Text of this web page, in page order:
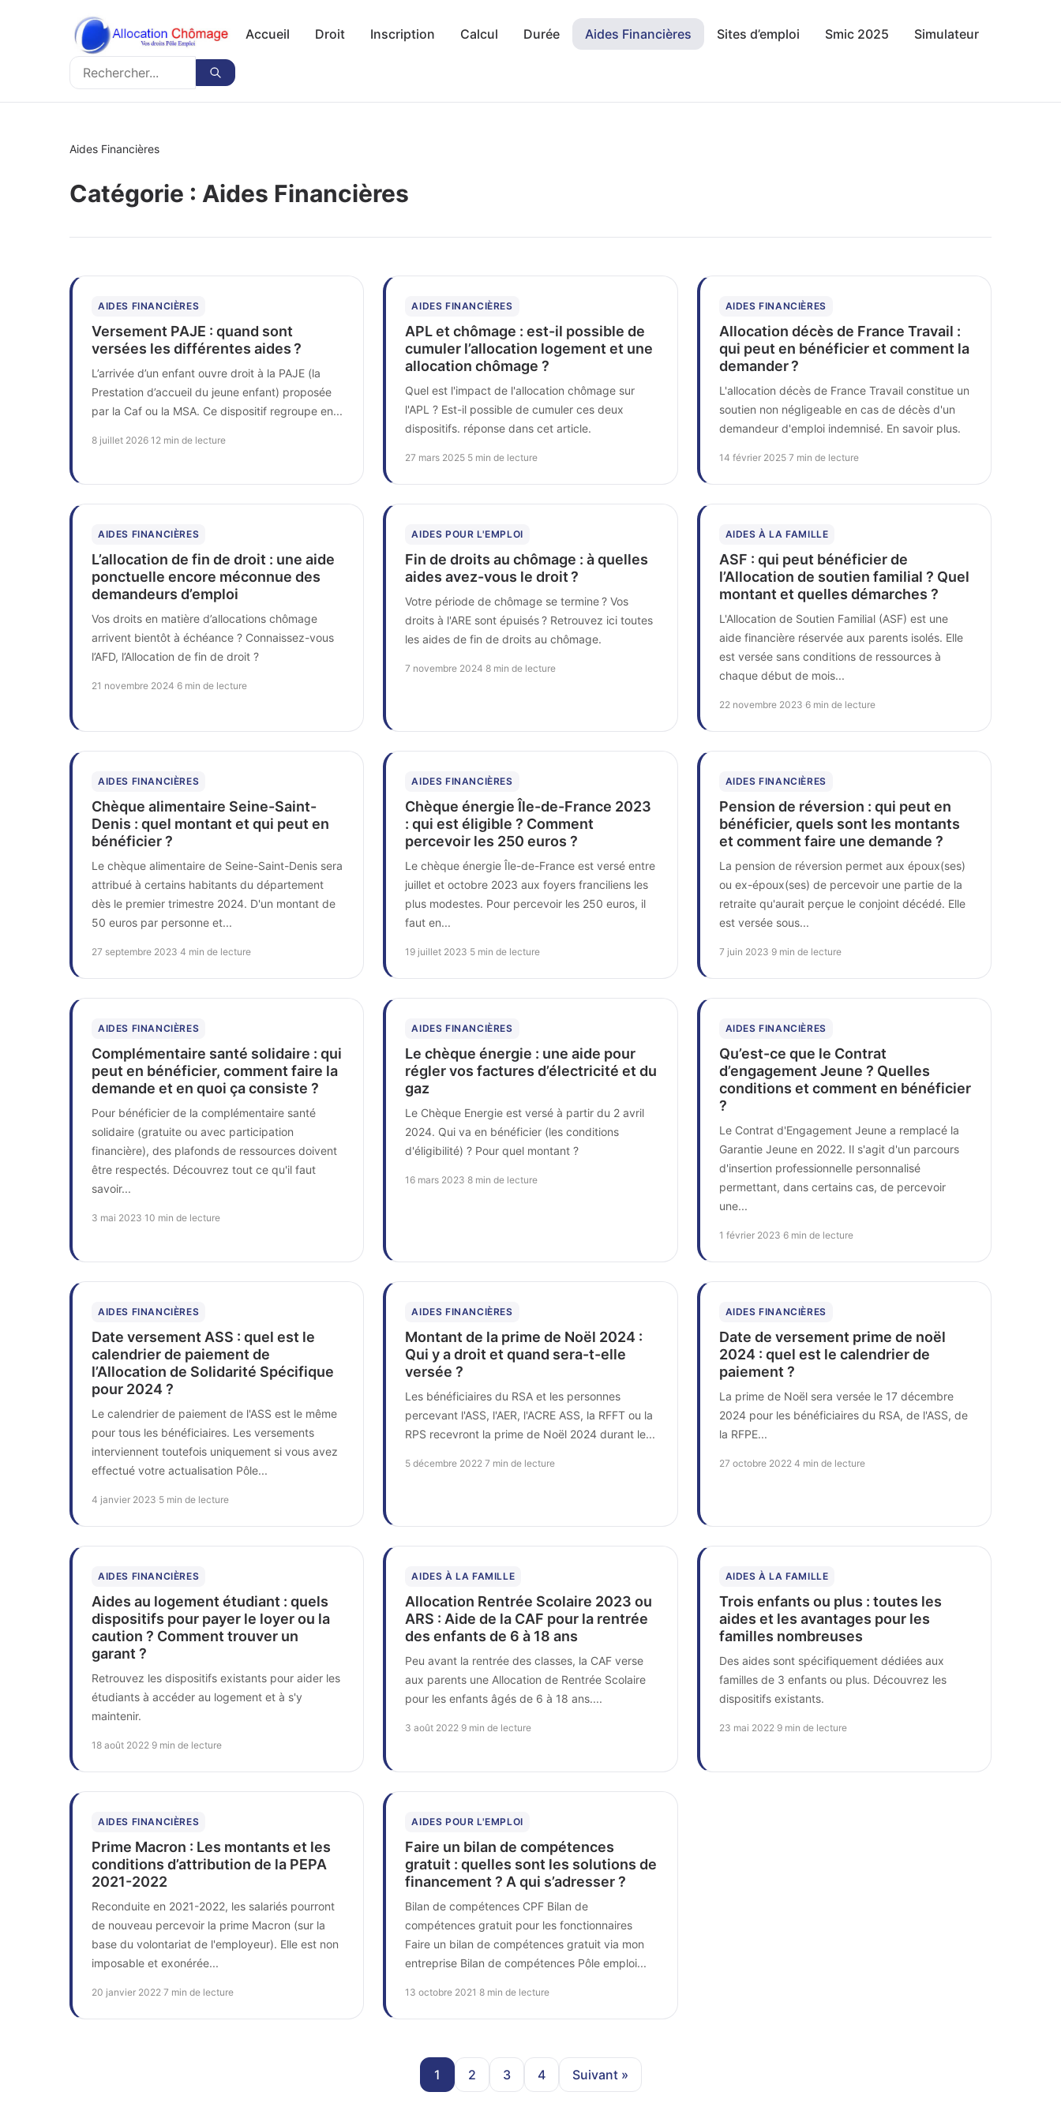
Accueil Droit Inscription Calcul Durée Aides Financières Sites d’emploi Smic 2025 Simulateur
Rechercher Rechercher
Aides Financières
Catégorie : Aides Financières
AIDES FINANCIÈRES
Versement PAJE : quand sont
versées les différentes aides ?
L’arrivée d’un enfant ouvre droit à la PAJE (la
Prestation d’accueil du jeune enfant) proposée
par la Caf ou la MSA. Ce dispositif regroupe en...
8 juillet 2026 12 min de lecture
AIDES FINANCIÈRES
APL et chômage : est-il possible de
cumuler l’allocation logement et une
allocation chômage ?
Quel est l'impact de l'allocation chômage sur
l'APL ? Est-il possible de cumuler ces deux
dispositifs. réponse dans cet article.
27 mars 2025 5 min de lecture
AIDES FINANCIÈRES
Allocation décès de France Travail :
qui peut en bénéficier et comment la
demander ?
L'allocation décès de France Travail constitue un
soutien non négligeable en cas de décès d'un
demandeur d'emploi indemnisé. En savoir plus.
14 février 2025· 7 min de lecture
AIDES FINANCIÈRES
L’allocation de fin de droit : une aide
ponctuelle encore méconnue des
demandeurs d’emploi
Vos droits en matière d’allocations chômage
arrivent bientôt à échéance ? Connaissez-vous
l’AFD, l’Allocation de fin de droit ?
21 novembre 2024 6 min de lecture
AIDES POUR L'EMPLOI
Fin de droits au chômage : à quelles
aides avez-vous le droit ?
Votre période de chômage se termine ? Vos
droits à l'ARE sont épuisés ? Retrouvez ici toutes
les aides de fin de droits au chômage.
7 novembre 2024 8 min de lecture
AIDES À LA FAMILLE
ASF : qui peut bénéficier de
l’Allocation de soutien familial ? Quel
montant et quelles démarches ?
L'Allocation de Soutien Familial (ASF) est une
aide financière réservée aux parents isolés. Elle
est versée sans conditions de ressources à
chaque début de mois...
22 novembre 2023 6 min de lecture
AIDES FINANCIÈRES
Chèque alimentaire Seine-Saint-
Denis : quel montant et qui peut en
bénéficier ?
Le chèque alimentaire de Seine-Saint-Denis sera
attribué à certains habitants du département
dès le premier trimestre 2024. D'un montant de
50 euros par personne et...
27 septembre 2023 4 min de lecture
AIDES FINANCIÈRES
Chèque énergie Île-de-France 2023
: qui est éligible ? Comment
percevoir les 250 euros ?
Le chèque énergie Île-de-France est versé entre
juillet et octobre 2023 aux foyers franciliens les
plus modestes. Pour percevoir les 250 euros, il
faut en...
19 juillet 2023 5 min de lecture
AIDES FINANCIÈRES
Pension de réversion : qui peut en
bénéficier, quels sont les montants
et comment faire une demande ?
La pension de réversion permet aux époux(ses)
ou ex-époux(ses) de percevoir une partie de la
retraite qu'aurait perçue le conjoint décédé. Elle
est versée sous...
7 juin 2023 9 min de lecture
AIDES FINANCIÈRES
Complémentaire santé solidaire : qui
peut en bénéficier, comment faire la
demande et en quoi ça consiste ?
Pour bénéficier de la complémentaire santé
solidaire (gratuite ou avec participation
financière), des plafonds de ressources doivent
être respectés. Découvrez tout ce qu'il faut
savoir...
3 mai 2023 10 min de lecture
AIDES FINANCIÈRES
Le chèque énergie : une aide pour
régler vos factures d’électricité et du
gaz
Le Chèque Energie est versé à partir du 2 avril
2024. Qui va en bénéficier (les conditions
d'éligibilité) ? Pour quel montant ?
16 mars 2023 8 min de lecture
AIDES FINANCIÈRES
Qu’est-ce que le Contrat
d’engagement Jeune ? Quelles
conditions et comment en bénéficier
?
Le Contrat d'Engagement Jeune a remplacé la
Garantie Jeune en 2022. Il s'agit d'un parcours
d'insertion professionnelle personnalisé
permettant, dans certains cas, de percevoir
une...
1 février 2023 6 min de lecture
AIDES FINANCIÈRES
Date versement ASS : quel est le
calendrier de paiement de
l’Allocation de Solidarité Spécifique
pour 2024 ?
Le calendrier de paiement de l'ASS est le même
pour tous les bénéficiaires. Les versements
interviennent toutefois uniquement si vous avez
effectué votre actualisation Pôle...
4 janvier 2023 5 min de lecture
AIDES FINANCIÈRES
Montant de la prime de Noël 2024 :
Qui y a droit et quand sera-t-elle
versée ?
Les bénéficiaires du RSA et les personnes
percevant l'ASS, l'AER, l'ACRE ASS, la RFFT ou la
RPS recevront la prime de Noël 2024 durant le...
5 décembre 2022 ·7 min de lecture
AIDES FINANCIÈRES
Date de versement prime de noël
2024 : quel est le calendrier de
paiement ?
La prime de Noël sera versée le 17 décembre
2024 pour les bénéficiaires du RSA, de l'ASS, de
la RFPE...
27 octobre 2022 4 min de lecture
AIDES FINANCIÈRES
Aides au logement étudiant : quels
dispositifs pour payer le loyer ou la
caution ? Comment trouver un
garant ?
Retrouvez les dispositifs existants pour aider les
étudiants à accéder au logement et à s'y
maintenir.
18 août 2022 9 min de lecture
AIDES À LA FAMILLE
Allocation Rentrée Scolaire 2023 ou
ARS : Aide de la CAF pour la rentrée
des enfants de 6 à 18 ans
Peu avant la rentrée des classes, la CAF verse
aux parents une Allocation de Rentrée Scolaire
pour les enfants âgés de 6 à 18 ans....
3 août 2022 9 min de lecture
AIDES À LA FAMILLE
Trois enfants ou plus : toutes les
aides et les avantages pour les
familles nombreuses
Des aides sont spécifiquement dédiées aux
familles de 3 enfants ou plus. Découvrez les
dispositifs existants.
23 mai 2022 9 min de lecture
AIDES FINANCIÈRES
Prime Macron : Les montants et les
conditions d’attribution de la PEPA
2021-2022
Reconduite en 2021-2022, les salariés pourront
de nouveau percevoir la prime Macron (sur la
base du volontariat de l'employeur). Elle est non
imposable et exonérée...
20 janvier 2022 7 min de lecture
AIDES POUR L'EMPLOI
Faire un bilan de compétences
gratuit : quelles sont les solutions de
financement ? A qui s’adresser ?
Bilan de compétences CPF Bilan de
compétences gratuit pour les fonctionnaires
Faire un bilan de compétences gratuit via mon
entreprise Bilan de compétences Pôle emploi...
13 octobre 2021 8 min de lecture
1 2 3 4 Suivant »